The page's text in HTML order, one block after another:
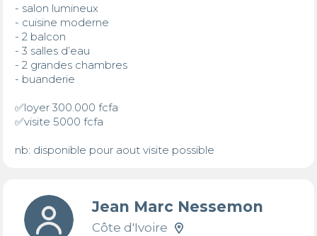
- salon lumineux
- cuisine moderne
- 2 balcon
- ⁠3 salles d’eau
- ⁠2 grandes chambres
- buanderie
✅loyer 300.000 fcfa
✅visite 5000 fcfa
nb: disponible pour aout visite possible
Jean Marc Nessemon
Côte d'Ivoire